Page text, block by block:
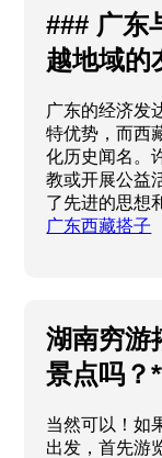
### 广东
越地域的
广东的经济发
特优势，而西
化历史闻名。
教或开展公益
了先进的思想
广东西藏搭子
湖南穷游
景点吗？
当然可以！如
出发，首先游